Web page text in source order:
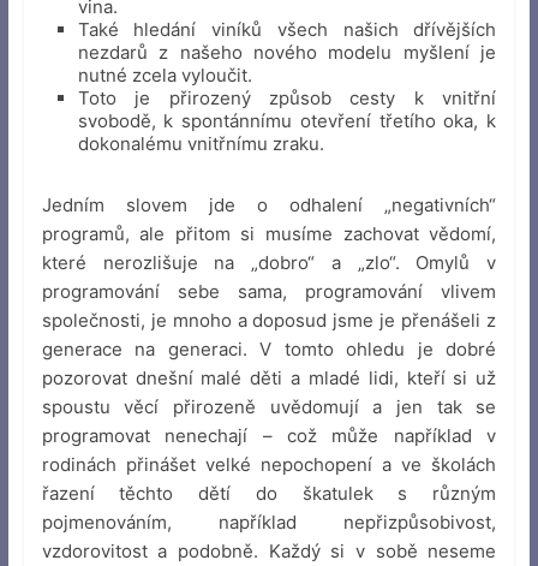
vina.
Také hledání viníků všech našich dřívějších
nezdarů z našeho nového modelu myšlení je
nutné zcela vyloučit.
Toto je přirozený způsob cesty k vnitřní
svobodě, k spontánnímu otevření třetího oka, k
dokonalému vnitřnímu zraku.
Jedním slovem jde o odhalení „negativních“
programů, ale přitom si musíme zachovat vědomí,
které nerozlišuje na „dobro“ a „zlo“. Omylů v
programování sebe sama, programování vlivem
společnosti, je mnoho a doposud jsme je přenášeli z
generace na generaci. V tomto ohledu je dobré
pozorovat dnešní malé děti a mladé lidi, kteří si už
spoustu věcí přirozeně uvědomují a jen tak se
programovat nenechají – což může například v
rodinách přinášet velké nepochopení a ve školách
řazení těchto dětí do škatulek s různým
pojmenováním, například nepřizpůsobivost,
vzdorovitost a podobně. Každý si v sobě neseme